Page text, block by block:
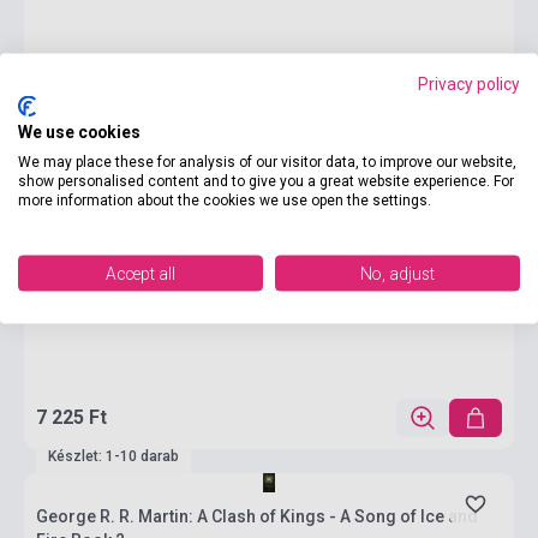
7 225 Ft
Készlet: 1-10 darab
George R. R. Martin: A Clash of Kings - A Song of Ice and
Privacy policy
We use cookies
We may place these for analysis of our visitor data, to improve our website,
show personalised content and to give you a great website experience. For
more information about the cookies we use open the settings.
Accept all No, adjust